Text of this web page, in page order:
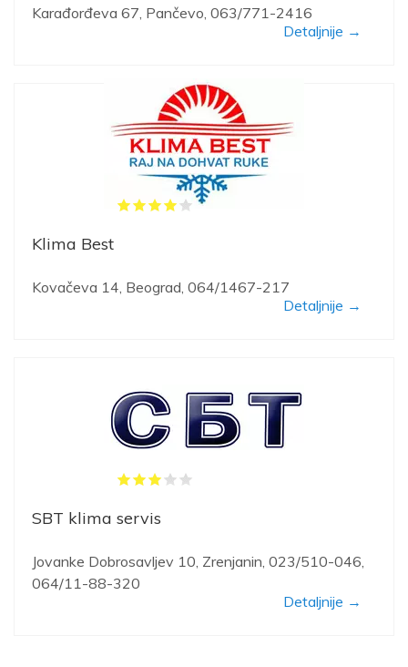
Karađorđeva 67, Pančevo, 063/771-2416
Detaljnije →
Klima Best
Kovačeva 14, Beograd, 064/1467-217
Detaljnije →
SBT klima servis
Jovanke Dobrosavljev 10, Zrenjanin, 023/510-046,
064/11-88-320
Detaljnije →